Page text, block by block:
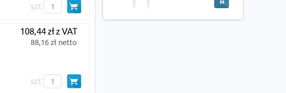
szt
108,44 zł z VAT
88,16 zł netto
szt